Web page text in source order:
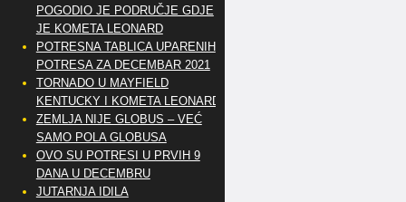
POGODIO JE PODRUČJE GDJE
JE KOMETA LEONARD
POTRESNA TABLICA UPARENIH
POTRESA ZA DECEMBAR 2021
TORNADO U MAYFIELD
KENTUCKY I KOMETA LEONARD
ZEMLJA NIJE GLOBUS – VEĆ
SAMO POLA GLOBUSA
OVO SU POTRESI U PRVIH 9
DANA U DECEMBRU
JUTARNJA IDILA